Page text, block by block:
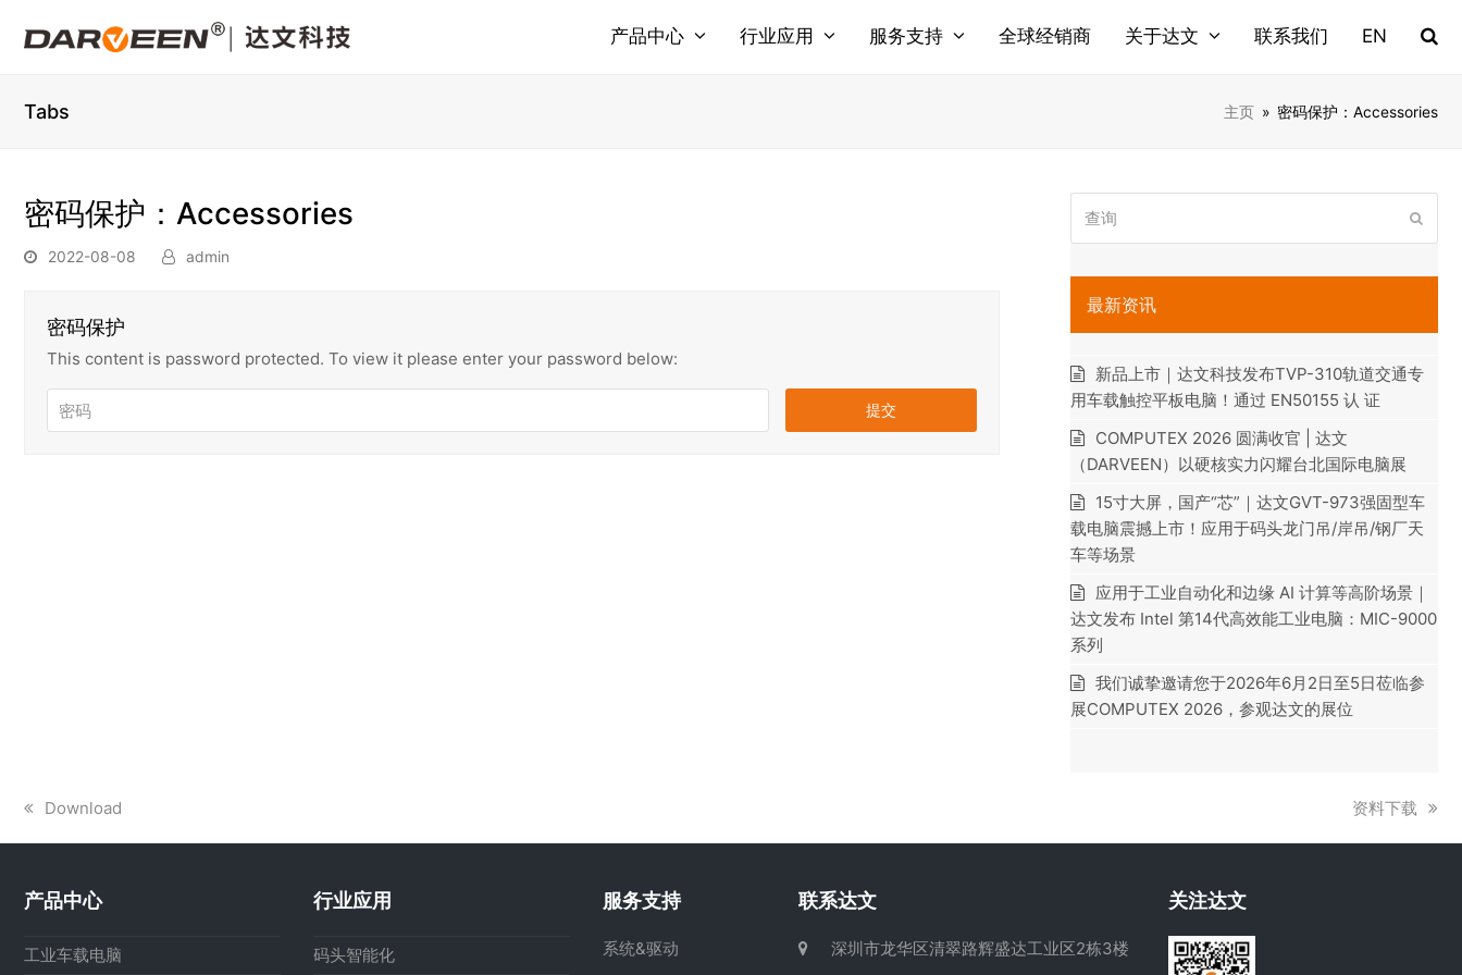
产品中心 行业应用 服务支持 全球经销商 关于达文 联系我们 EN
Tabs 主页 » 密码保护：Accessories
密码保护：Accessories
2022-08-08 admin
密码保护
This content is password protected. To view it please enter your password below:
询
最新资讯
新品上市｜达文科技发布TVP-310轨道交通专
用车载触控平板电脑！通过 EN50155 认 证
COMPUTEX 2026 圆满收官 | 达文
（DARVEEN）以硬核实力闪耀台北国际电脑展
15寸大屏，国产“芯”｜达文GVT-973强固型车
载电脑震撼上市！应用于码头龙门吊/岸吊/钢厂天
车等场景
应用于工业自动化和边缘 AI 计算等高阶场景｜
达文发布 Intel 第14代高效能工业电脑：MIC-9000
系列
我们诚挚邀请您于2026年6月2日至5日莅临参
展COMPUTEX 2026，参观达文的展位
上
章:
Download
下
资料下载
产品中心
工业车载电脑
行业应用
码头智能化
服务支持
系统&驱动
联系达文
深圳市龙华区清翠路辉盛达工业区2栋3楼
关注达文